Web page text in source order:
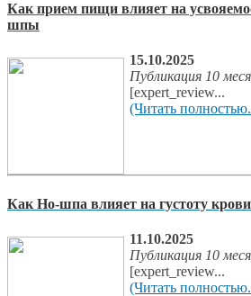
Как прием пищи влияет на
шпы
15.10.2025
Публикация 10
[expert_review...
(Читать
Как Но-шпа влияет на густоту
11.10.2025
Публикация 10
[expert_review...
(Читать